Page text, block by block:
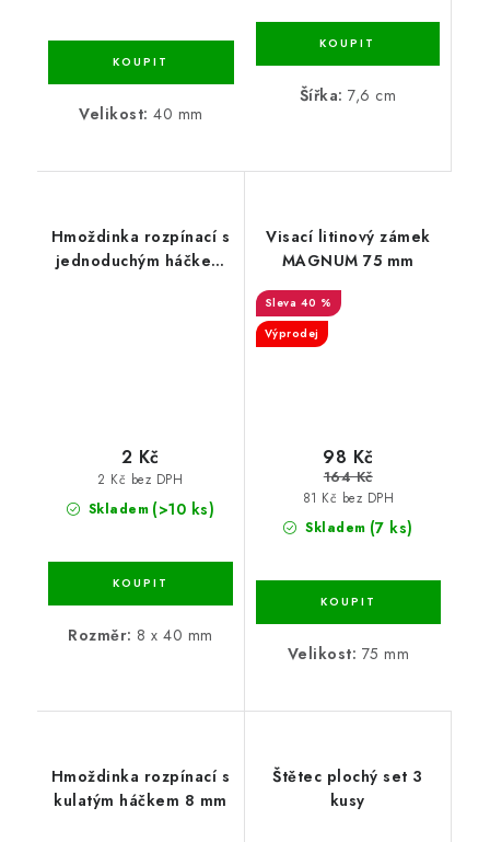
Velikost: 40 mm
Šířka: 7,6 cm
Hmoždinka rozpínací s
jednoduchým háčkem
Skladem (>10 ks)
2 Kč bez DPH
2 Kč
Rozměr: 8 x 40 mm
Visací litinový zámek
MAGNUM 75 mm
40 %
Výprodej
Skladem (7 ks)
81 Kč bez DPH
98 Kč
164 Kč
Velikost: 75 mm
Hmoždinka rozpínací s
kulatým háčkem 8 mm
Štětec plochý set 3
kusy